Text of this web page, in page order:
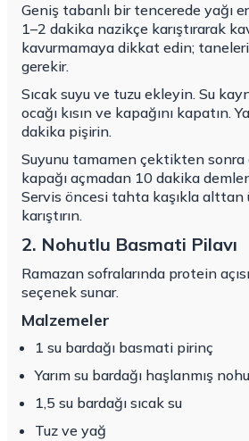
Geniş tabanlı bir tencerede yağı
1–2 dakika nazikçe karıştırarak
kavurmamaya dikkat edin;
gerekir.
Sıcak suyu ve tuzu ekleyin. Su
ocağı kısın ve kapağını kapatın.
dakika pişirin.
Suyunu tamamen çektikten sonra
kapağı açmadan 10 dakika
Servis öncesi tahta kaşıkla alttan
karıştırın.
2. Nohutlu Basmati Pilavı
Ramazan sofralarında protein
seçenek sunar.
Malzemeler
1 su bardağı basmati pirinç
Yarım su bardağı haşlanmış
1,5 su bardağı sıcak su
Tuz ve yağ